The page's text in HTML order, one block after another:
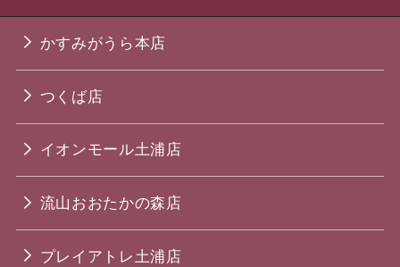
かすみがうら本店
つくば店
イオンモール土浦店
流山おおたかの森店
プレイアトレ土浦店